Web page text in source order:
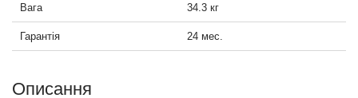
Вага 34.3 кг
Гарантія 24 мес.
Описання